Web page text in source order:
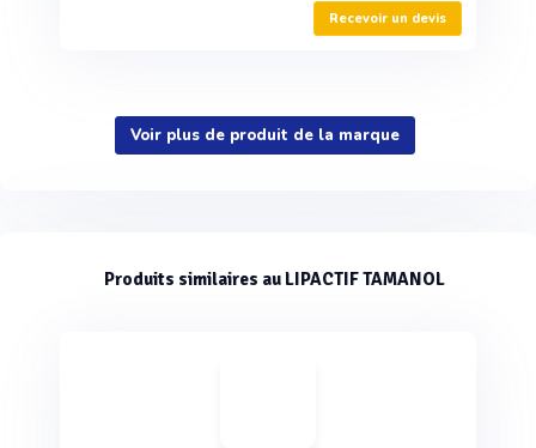
Recevoir un devis
Voir plus de produit de la marque
Produits similaires au LIPACTIF TAMANOL